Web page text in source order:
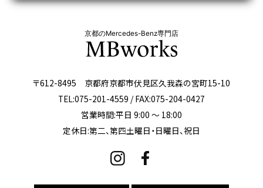
京都のMercedes-Benz専門店
〒612-8495 京都府京都市伏見区久我森の宮町15-10
TEL:075-201-4559 / FAX:075-204-0427
営業時間:平日 9:00 ～ 18:00
定休日:第二、第四土曜日・日曜日、祝日